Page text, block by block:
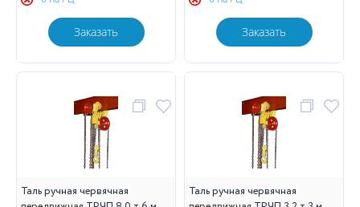
Заказать Заказать
Таль ручная червячная
Таль ручная червячная